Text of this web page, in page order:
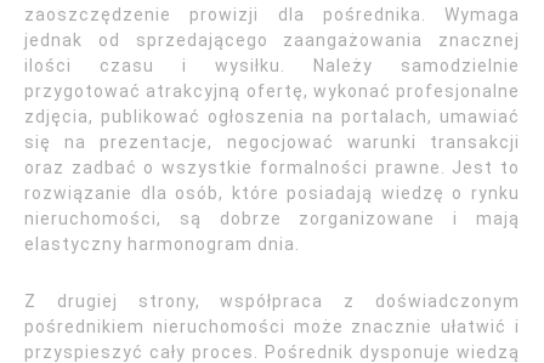
zaoszczędzenie prowizji dla pośrednika. Wymaga
jednak od sprzedającego zaangażowania znacznej
ilości czasu i wysiłku. Należy samodzielnie
przygotować atrakcyjną ofertę, wykonać profesjonalne
zdjęcia, publikować ogłoszenia na portalach, umawiać
się na prezentacje, negocjować warunki transakcji
oraz zadbać o wszystkie formalności prawne. Jest to
rozwiązanie dla osób, które posiadają wiedzę o rynku
nieruchomości, są dobrze zorganizowane i mają
elastyczny harmonogram dnia.
Z drugiej strony, współpraca z doświadczonym
pośrednikiem nieruchomości może znacznie ułatwić i
przyspieszyć cały proces. Pośrednik dysponuje wiedzą